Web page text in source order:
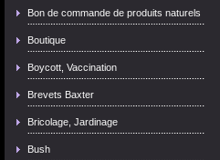
Bon de commande de produits naturels
Boutique
Boycott, Vaccination
Brevets Baxter
Bricolage, Jardinage
Bush